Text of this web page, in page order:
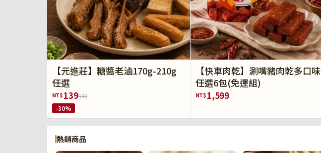
【元進莊】糖醬老滷170g-210g
任選
NT$139199
-30%
【快車肉乾】涮嘴豬肉乾多口味
任選6包(免運組)
NT$1,599
熱銷商品